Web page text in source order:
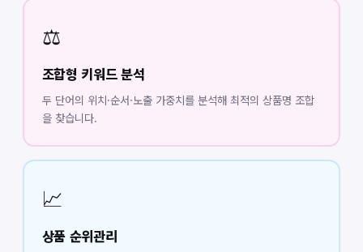
⚖️
조합형 키워드 분석
두 단어의 위치·순서·노출 가중치를 분석해 최적의 상품명 조합
을 찾습니다.
📈
상품 순위관리